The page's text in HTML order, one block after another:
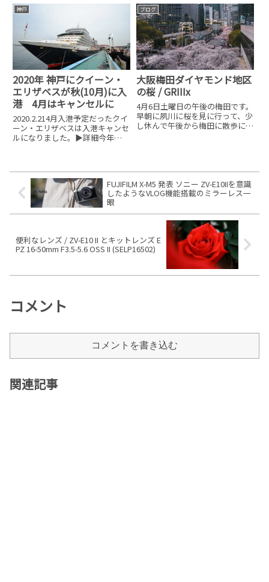
て出かけてきました。とにかく暑
いのでバッグは持たずに手ぶらで
行ってきました。もちろん予備バ
ッテリ
神戸
2020年 神戸にクイーン・
エリザベスが秋(10月)に入
港 4月はキャンセルに
2020.2.214月入港予定だったクイ
ーン・エリザベスは入港キャンセ
ルになりました。▶︎詳細今年
2020年「クイーン・エリザベ
ス」神戸入港予定
ブログ
大阪梅田ダイヤモンド地区
の桜 / GRIIIx
4月6日土曜日の午後の梅田です。
早朝に夙川に桜を見に行って、少
し休んで午後から梅田に散歩に出
町の花▲大阪駅前も人が多い。
FUJIFILM X-M5 発表 ソニー ZV-E10IIを意識
したようなVLOG機能搭載のミラーレス一
眼
便利なレンズ / ZV-E10 II とキットレンズ E
PZ 16-50mm F3.5-5.6 OSS II (SELP16502)
コメント
コメントを書き込む
関連記事